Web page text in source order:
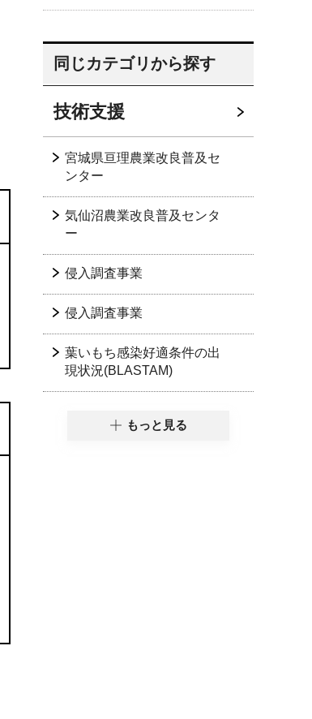
同じカテゴリから探す
技術支援
宮城県亘理農業改良普及セ
ンター
気仙沼農業改良普及センタ
ー
侵入調査事業
侵入調査事業
葉いもち感染好適条件の出
現状況(BLASTAM)
もっと見る